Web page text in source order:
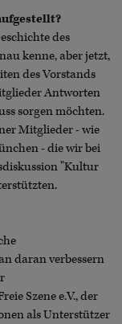
des
kenne, aber jetzt,
des Vorstands
Antworten
sorgen möchten.
Mitglieder - wie
- die wir bei
"Kultur
daran verbessern
Szene e.V., der
als Unterstützer